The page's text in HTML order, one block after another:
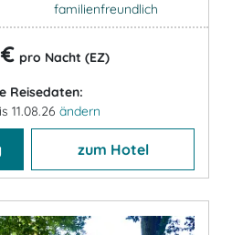
familienfreundlich
pro Nacht (EZ)
Reisedaten:
11.08.26 ändern
zum Hotel